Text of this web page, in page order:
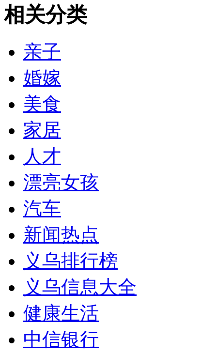
相关分类
亲子
婚嫁
美食
家居
人才
漂亮女孩
汽车
新闻热点
义乌排行榜
义乌信息大全
健康生活
中信银行